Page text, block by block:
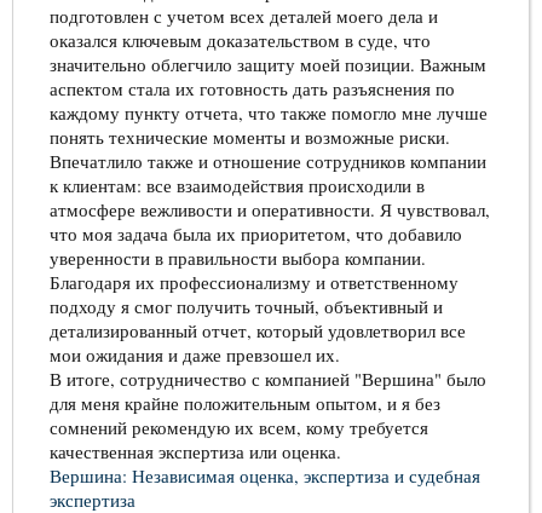
подготовлен с учетом всех деталей моего дела и
оказался ключевым доказательством в суде, что
значительно облегчило защиту моей позиции. Важным
аспектом стала их готовность дать разъяснения по
каждому пункту отчета, что также помогло мне лучше
понять технические моменты и возможные риски.
Впечатлило также и отношение сотрудников компании
к клиентам: все взаимодействия происходили в
атмосфере вежливости и оперативности. Я чувствовал,
что моя задача была их приоритетом, что добавило
уверенности в правильности выбора компании.
Благодаря их профессионализму и ответственному
подходу я смог получить точный, объективный и
детализированный отчет, который удовлетворил все
мои ожидания и даже превзошел их.
В итоге, сотрудничество с компанией "Вершина" было
для меня крайне положительным опытом, и я без
сомнений рекомендую их всем, кому требуется
качественная экспертиза или оценка.
Вершина: Независимая оценка, экспертиза и судебная
экспертиза